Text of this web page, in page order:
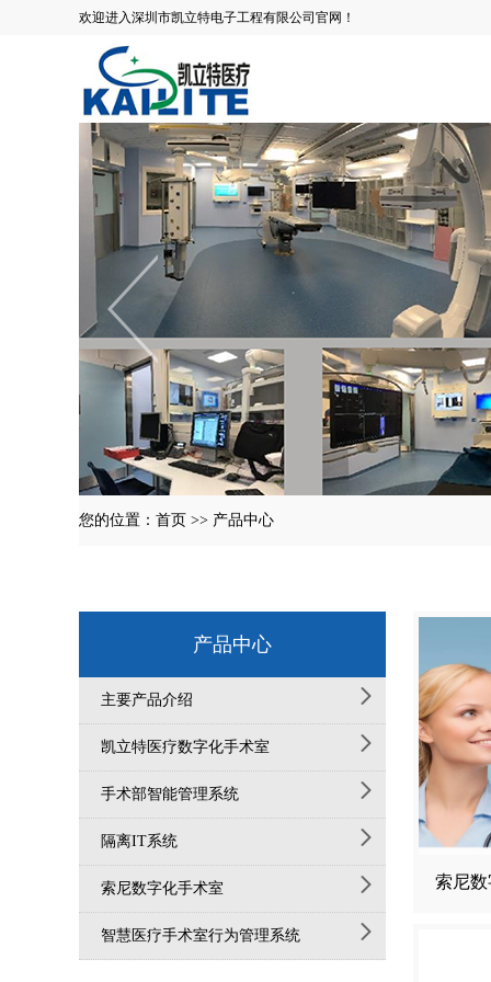
欢迎进入深圳市凯立特电子工程有限公司官网！
您的位置： 首页 >> 产品中心
产品中心
主要产品介绍
凯立特医疗数字化手术室
手术部智能管理系统
隔离IT系统
索尼数字化手术室
智慧医疗手术室行为管理系统
索尼